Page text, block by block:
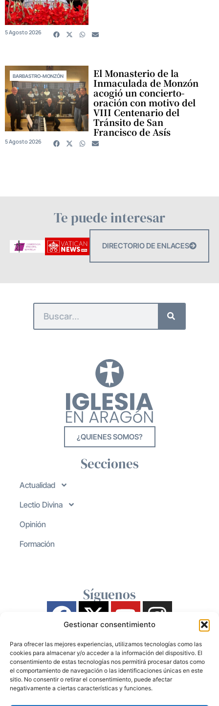
Gestionar consentimiento
Para ofrecer las mejores experiencias, utilizamos tecnologías como las
cookies para almacenar y/o acceder a la información del dispositivo. El
consentimiento de estas tecnologías nos permitirá procesar datos como
el comportamiento de navegación o las identificaciones únicas en este
sitio. No consentir o retirar el consentimiento, puede afectar
negativamente a ciertas características y funciones.
5 Agosto 2026
BARBASTRO-MONZÓN El Monasterio de la
Inmaculada de Monzón
acogió un concierto-
oración con motivo del
VIII Centenario del
Tránsito de San
Francisco de Asís
5 Agosto 2026
Te puede interesar
DIRECTORIO DE ENLACES
¿QUIENES SOMOS?
Secciones
Actualidad
Lectio Divina
Opinión
Formación
Síguenos